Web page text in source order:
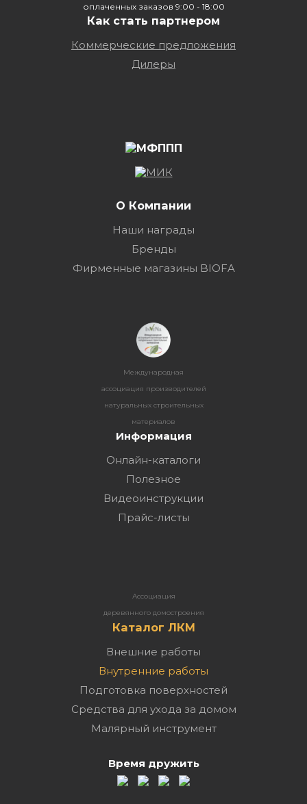
оплаченных заказов 9:00 - 18:00
Как стать партнером
Коммерческие предложения
Дилеры
О Компании
Наши награды
Бренды
Фирменные магазины BIOFA
Международная
ассоциация производителей
натуральных строительных
материалов
Информация
Онлайн-каталоги
Полезное
Видеоинструкции
Прайс-листы
Ассоциация
деревянного домостроения
Каталог ЛКМ
Внешние работы
Внутренние работы
Подготовка поверхностей
Средства для ухода за домом
Малярный инструмент
Время дружить